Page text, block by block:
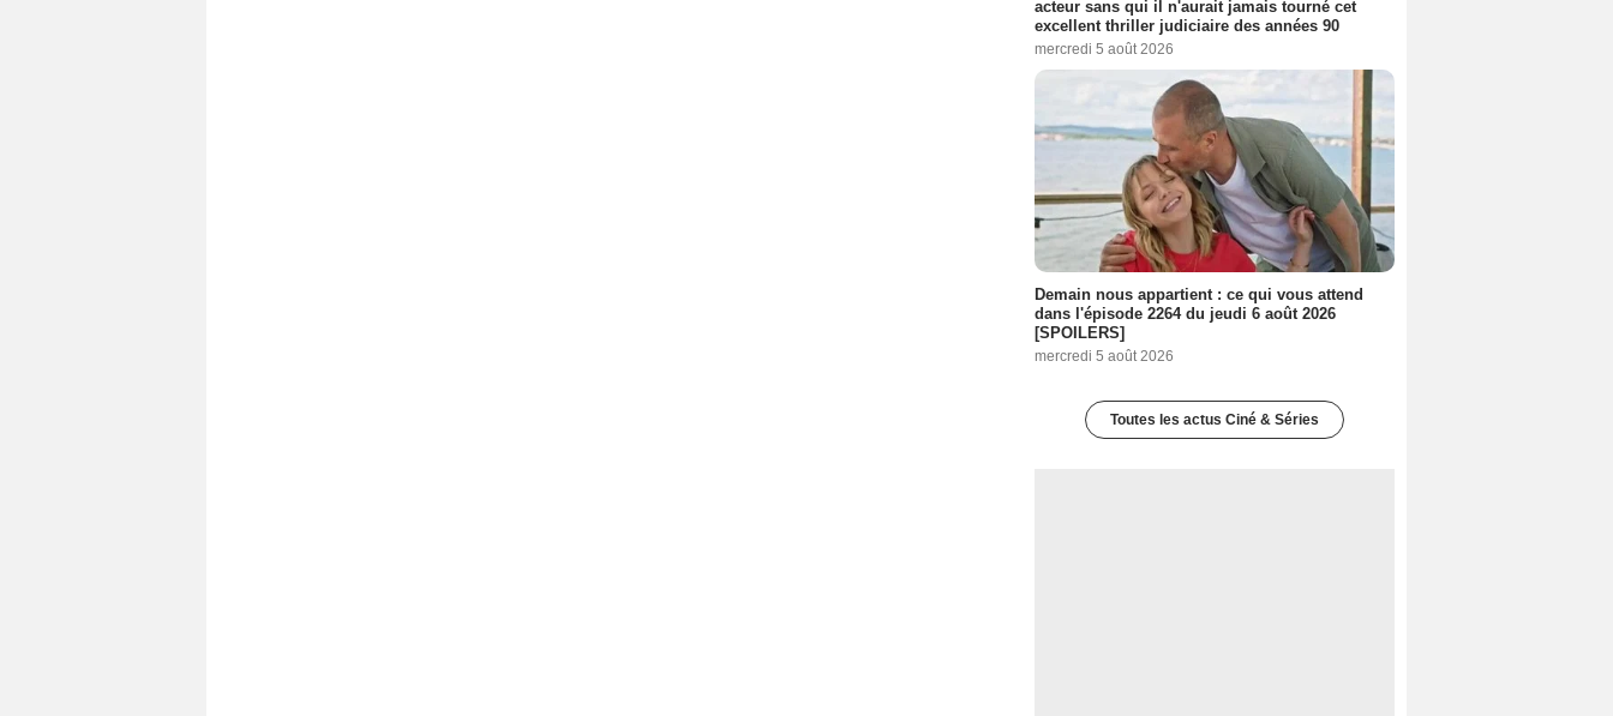
acteur sans qui il n'aurait jamais tourné cet
excellent thriller judiciaire des années 90
mercredi 5 août 2026
Demain nous appartient : ce qui vous attend
dans l'épisode 2264 du jeudi 6 août 2026
[SPOILERS]
mercredi 5 août 2026
Toutes les actus Ciné & Séries